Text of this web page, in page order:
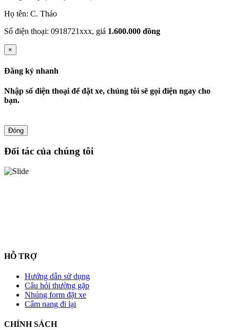
Họ tên: C. Thảo
Số điện thoại: 0918721xxx, giá 1.600.000 đồng
×
Đăng ký nhanh
Nhập số điện thoại để đặt xe, chúng tôi sẽ gọi điện ngay cho
bạn.
Đóng
Đối tác của chúng tôi
HỖ TRỢ
Hướng dẫn sử dụng
Câu hỏi thường gặp
Nhúng form đặt xe
Cẩm nang đi lại
CHÍNH SÁCH